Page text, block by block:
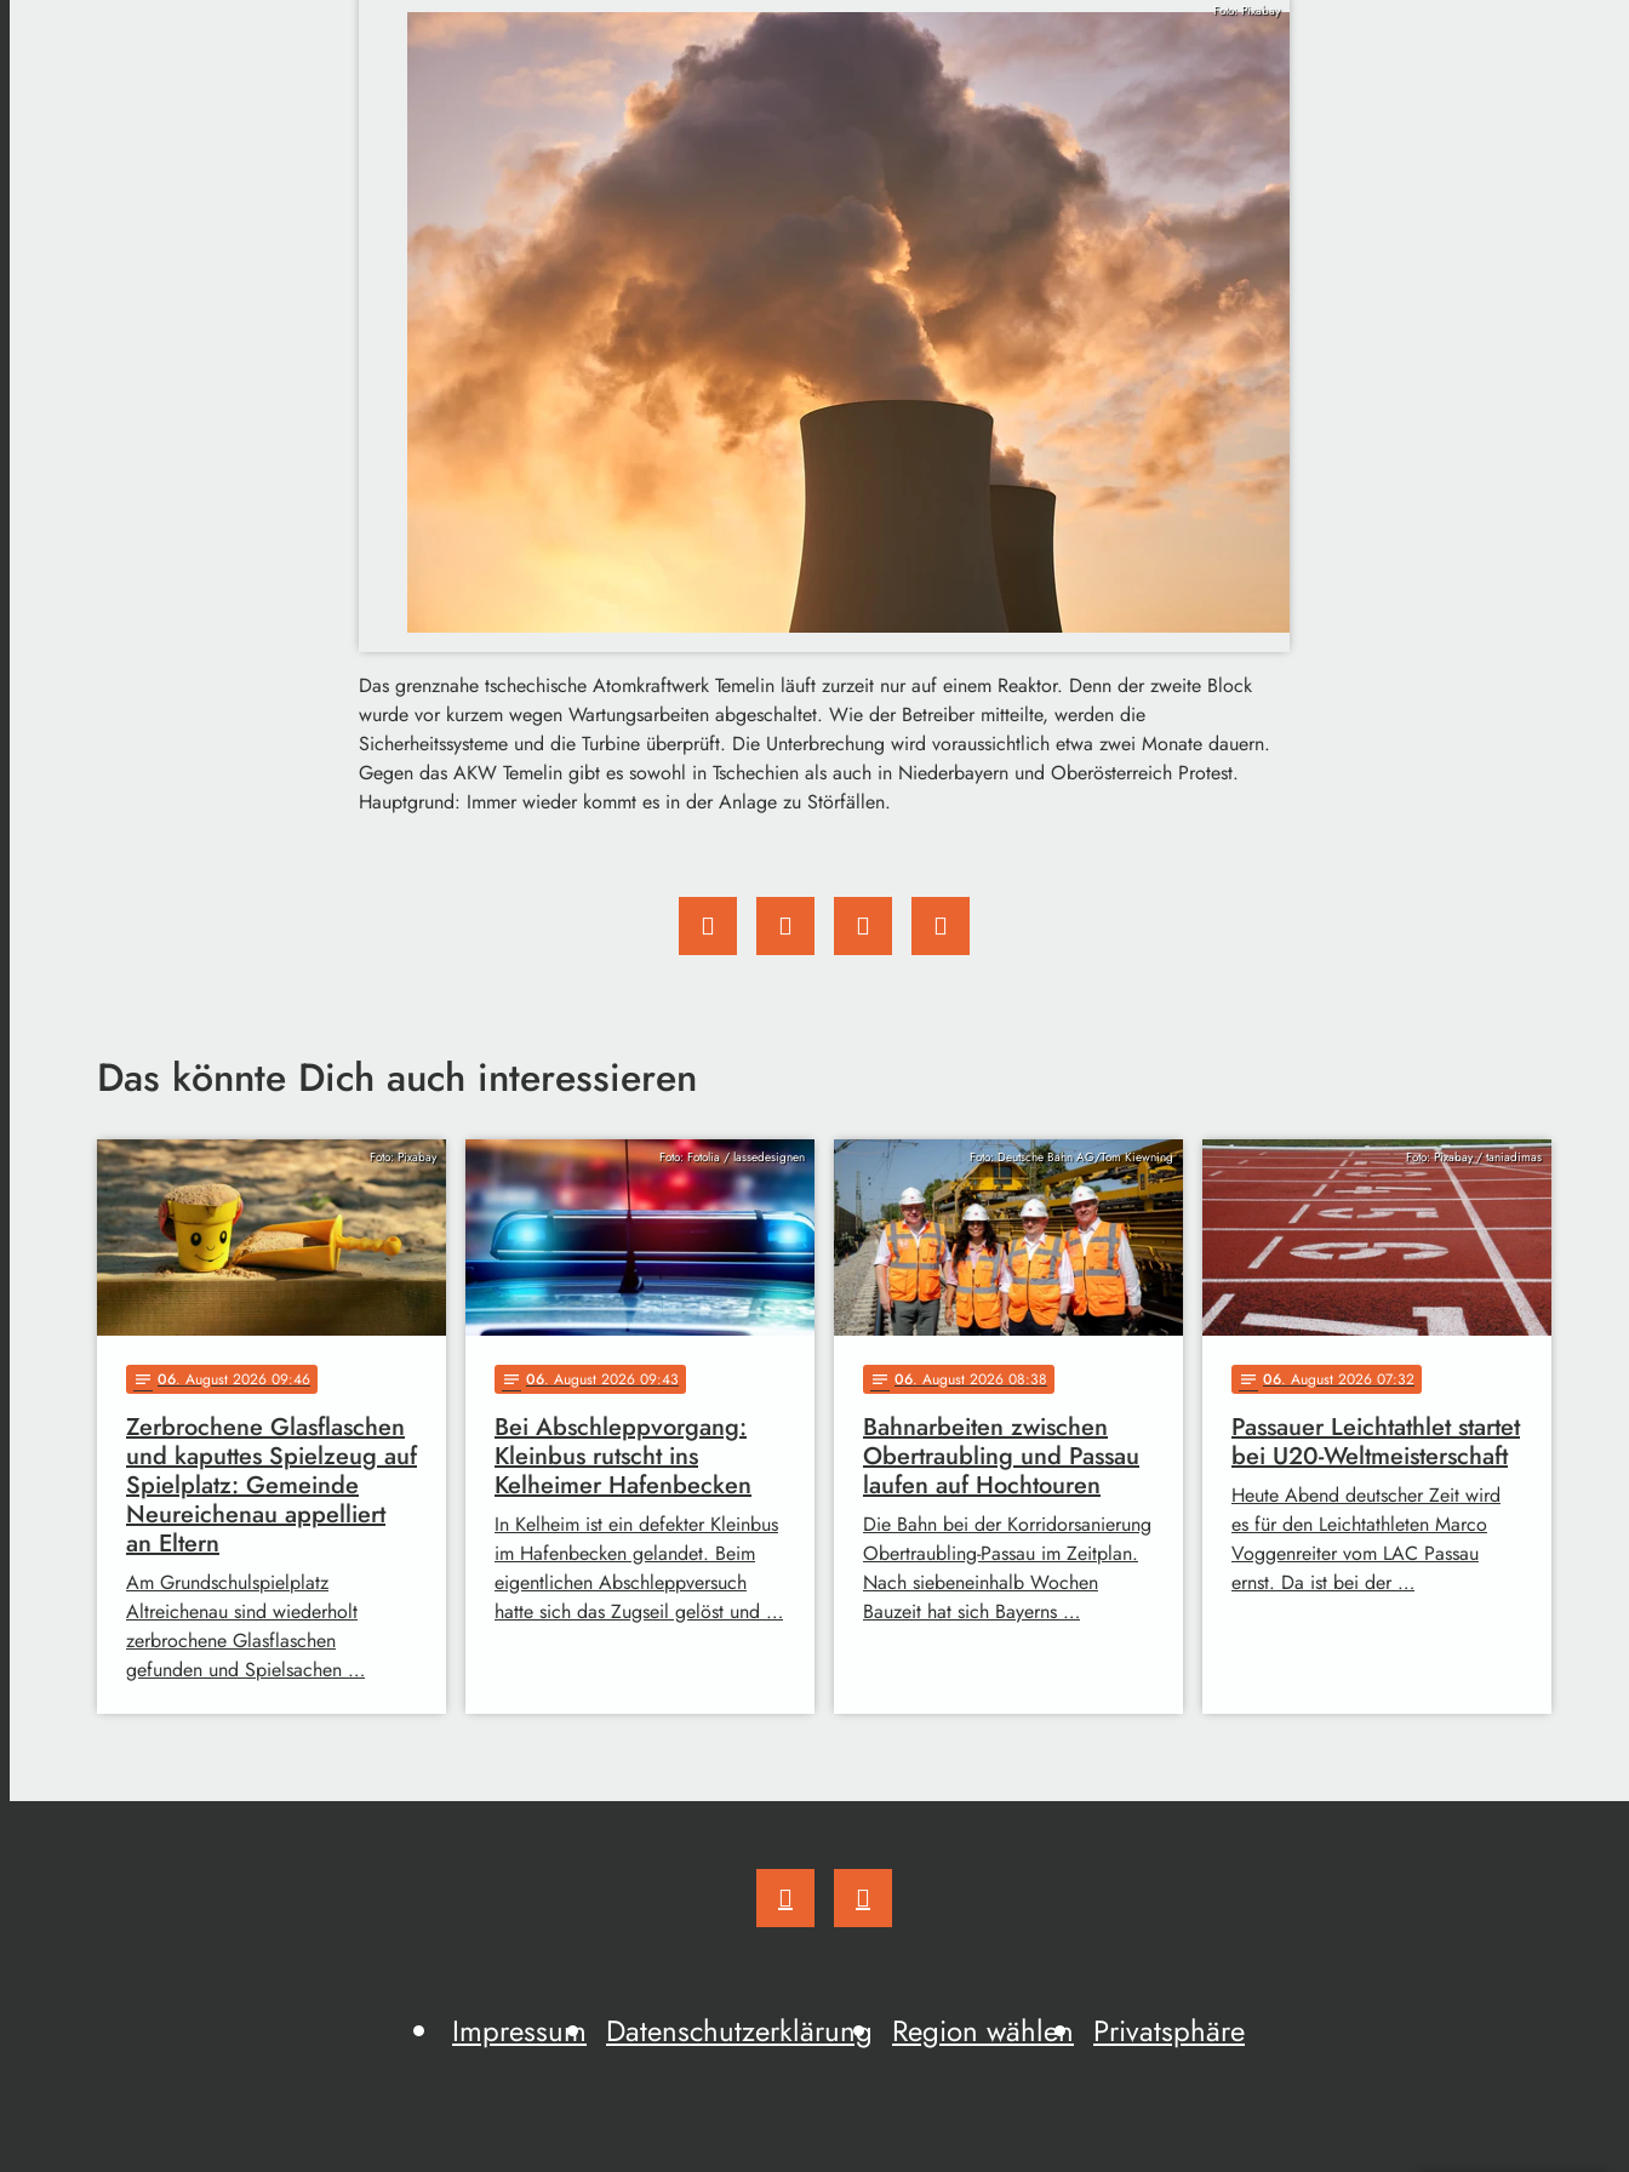
Foto: Pixabay
Das grenznahe tschechische Atomkraftwerk Temelin läuft zurzeit nur auf einem Reaktor. Denn der zweite Block
wurde vor kurzem wegen Wartungsarbeiten abgeschaltet. Wie der Betreiber mitteilte, werden die
Sicherheitssysteme und die Turbine überprüft. Die Unterbrechung wird voraussichtlich etwa zwei Monate dauern.
Gegen das AKW Temelin gibt es sowohl in Tschechien als auch in Niederbayern und Oberösterreich Protest.
Hauptgrund: Immer wieder kommt es in der Anlage zu Störfällen.
Das könnte Dich auch interessieren
Foto: Pixabay
notes 06. August 2026 09:46
Zerbrochene Glasflaschen
und kaputtes Spielzeug auf
Spielplatz: Gemeinde
Neureichenau appelliert
an Eltern
Am Grundschulspielplatz
Altreichenau sind wiederholt
zerbrochene Glasflaschen
gefunden und Spielsachen …
Foto: Fotolia / lassedesignen
notes 06. August 2026 09:43
Bei Abschleppvorgang:
Kleinbus rutscht ins
Kelheimer Hafenbecken
In Kelheim ist ein defekter Kleinbus
im Hafenbecken gelandet. Beim
eigentlichen Abschleppversuch
hatte sich das Zugseil gelöst und …
Foto: Deutsche Bahn AG/Tom Kiewning
notes 06. August 2026 08:38
Bahnarbeiten zwischen
Obertraubling und Passau
laufen auf Hochtouren
Die Bahn bei der Korridorsanierung
Obertraubling-Passau im Zeitplan.
Nach siebeneinhalb Wochen
Bauzeit hat sich Bayerns …
Foto: Pixabay / taniadimas
notes 06. August 2026 07:32
Passauer Leichtathlet startet
bei U20-Weltmeisterschaft
Heute Abend deutscher Zeit wird
es für den Leichtathleten Marco
Voggenreiter vom LAC Passau
ernst. Da ist bei der …
Impressum Datenschutzerklärung Region wählen Privatsphäre